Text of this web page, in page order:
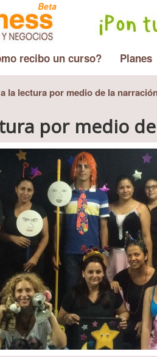
Beta
recibo un curso? Planes
la lectura por medio de la
por medio